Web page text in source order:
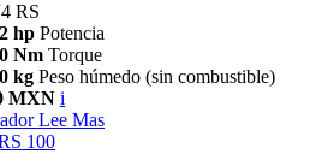
RS
hp Potencia
Nm Torque
kg Peso húmedo (sin combustible)
MXN i
Lee Mas
100